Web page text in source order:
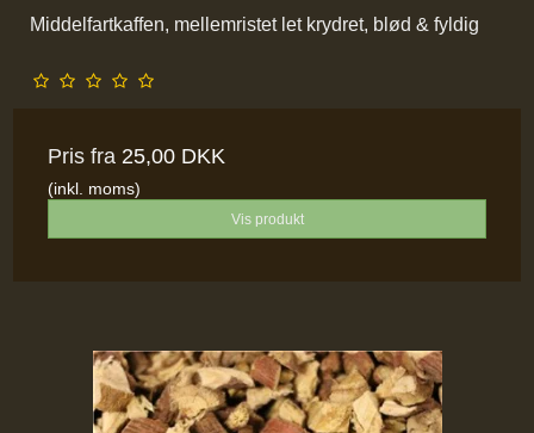
Middelfartkaffen, mellemristet let krydret, blød & fyldig
Pris fra 25,00 DKK
(inkl. moms)
Vis produkt